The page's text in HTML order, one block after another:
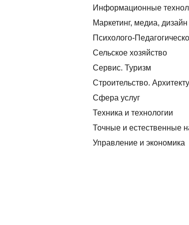
Информационные
Маркетинг, медиа, дизайн
Психолого-
Сельское хозяйство
Сервис. Туризм
Строительство.
Сфера услуг
Техника и технологии
Точные и естественные
Управление и экономика